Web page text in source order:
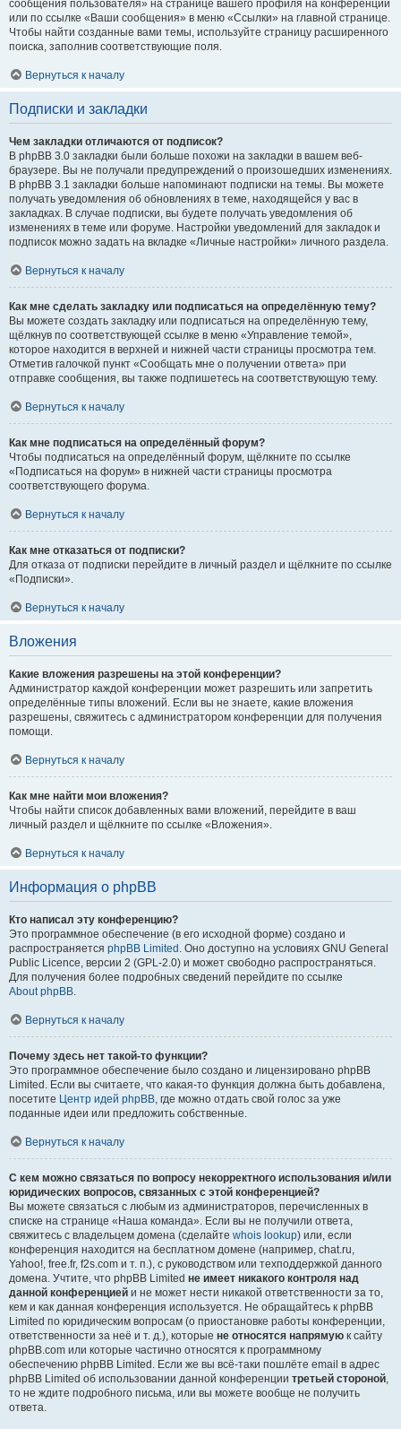
сообщения пользователя» на странице вашего профиля на конференции
или по ссылке «Ваши сообщения» в меню «Ссылки» на главной странице.
Чтобы найти созданные вами темы, используйте страницу расширенного
поиска, заполнив соответствующие поля.
Вернуться к началу
Подписки и закладки
Чем закладки отличаются от подписок?
В phpBB 3.0 закладки были больше похожи на закладки в вашем веб-
браузере. Вы не получали предупреждений о произошедших изменениях.
В phpBB 3.1 закладки больше напоминают подписки на темы. Вы можете
получать уведомления об обновлениях в теме, находящейся у вас в
закладках. В случае подписки, вы будете получать уведомления об
изменениях в теме или форуме. Настройки уведомлений для закладок и
подписок можно задать на вкладке «Личные настройки» личного раздела.
Вернуться к началу
Как мне сделать закладку или подписаться на определённую тему?
Вы можете создать закладку или подписаться на определённую тему,
щёлкнув по соответствующей ссылке в меню «Управление темой»,
которое находится в верхней и нижней части страницы просмотра тем.
Отметив галочкой пункт «Сообщать мне о получении ответа» при
отправке сообщения, вы также подпишетесь на соответствующую тему.
Вернуться к началу
Как мне подписаться на определённый форум?
Чтобы подписаться на определённый форум, щёлкните по ссылке
«Подписаться на форум» в нижней части страницы просмотра
соответствующего форума.
Вернуться к началу
Как мне отказаться от подписки?
Для отказа от подписки перейдите в личный раздел и щёлкните по ссылке
«Подписки».
Вернуться к началу
Вложения
Какие вложения разрешены на этой конференции?
Администратор каждой конференции может разрешить или запретить
определённые типы вложений. Если вы не знаете, какие вложения
разрешены, свяжитесь с администратором конференции для получения
помощи.
Вернуться к началу
Как мне найти мои вложения?
Чтобы найти список добавленных вами вложений, перейдите в ваш
личный раздел и щёлкните по ссылке «Вложения».
Вернуться к началу
Информация о phpBB
Кто написал эту конференцию?
Это программное обеспечение (в его исходной форме) создано и
распространяется phpBB Limited . Оно доступно на условиях GNU General
Public Licence, версии 2 (GPL-2.0) и может свободно распространяться.
Для получения более подробных сведений перейдите по ссылке
About phpBB.
Вернуться к началу
Почему здесь нет такой-то функции?
Это программное обеспечение было создано и лицензировано phpBB
Limited. Если вы считаете, что какая-то функция должна быть добавлена,
посетите Центр идей phpBB, где можно отдать свой голос за уже
поданные идеи или предложить собственные.
Вернуться к началу
С кем можно связаться по вопросу некорректного использования и/или
юридических вопросов, связанных с этой конференцией?
Вы можете связаться с любым из администраторов, перечисленных в
списке на странице «Наша команда». Если вы не получили ответа,
свяжитесь с владельцем домена (сделайте whois lookup) или, если
конференция находится на бесплатном домене (например, chat.ru,
Yahoo!, free.fr, f2s.com и т. п.), с руководством или техподдержкой данного
домена. Учтите, что phpBB Limited не имеет никакого контроля над
данной конференцией и не может нести никакой ответственности за то,
кем и как данная конференция используется. Не обращайтесь к phpBB
Limited по юридическим вопросам (о приостановке работы конференции,
ответственности за неё и т. д.), которые не относятся напрямую к сайту
phpBB.com или которые частично относятся к программному
обеспечению phpBB Limited. Если же вы всё-таки пошлёте email в адрес
phpBB Limited об использовании данной конференции третьей стороной,
то не ждите подробного письма, или вы можете вообще не получить
ответа.